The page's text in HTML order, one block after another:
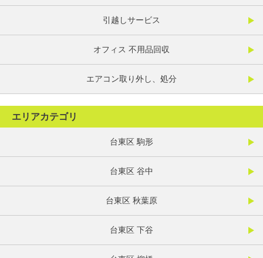
引越しサービス
オフィス 不用品回収
エアコン取り外し、処分
エリアカテゴリ
台東区 駒形
台東区 谷中
台東区 秋葉原
台東区 下谷